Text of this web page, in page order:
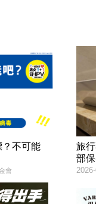
不可能
會
旅
部保